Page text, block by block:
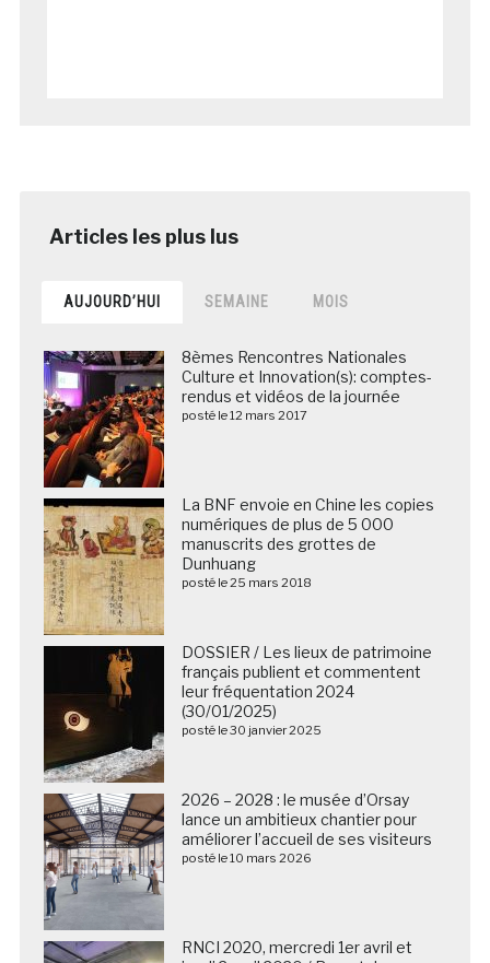
AUJOURD’HUI SEMAINE MOIS
8èmes Rencontres Nationales
Culture et Innovation(s): comptes-
rendus et vidéos de la journée
posté le 12 mars 2017
La BNF envoie en Chine les copies
numériques de plus de 5 000
manuscrits des grottes de
Dunhuang
posté le 25 mars 2018
DOSSIER / Les lieux de patrimoine
français publient et commentent
leur fréquentation 2024
(30/01/2025)
posté le 30 janvier 2025
2026 – 2028 : le musée d’Orsay
lance un ambitieux chantier pour
améliorer l’accueil de ses visiteurs
posté le 10 mars 2026
RNCI 2020, mercredi 1er avril et